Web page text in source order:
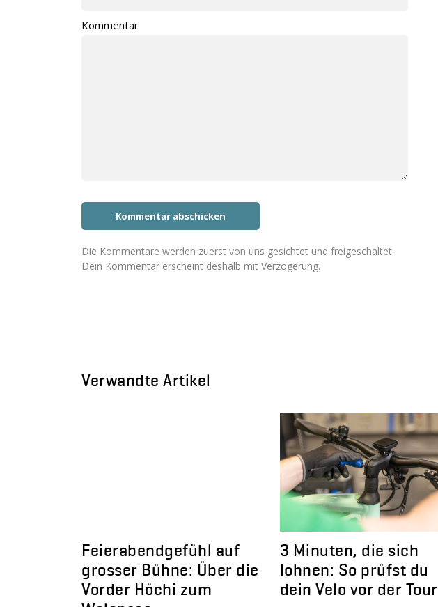
Kommentar
Die Kommentare werden zuerst von uns gesichtet und freigeschaltet.
Dein Kommentar erscheint deshalb mit Verzögerung.
Verwandte Artikel
Feierabendgefühl auf
grosser Bühne: Über die
Vorder Höchi zum
3 Minuten, die sich
lohnen: So prüfst du
dein Velo vor der Tour